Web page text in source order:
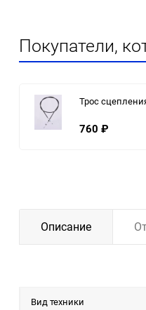
Покупатели,
Трос
760 ₽
Описание
Вид техники